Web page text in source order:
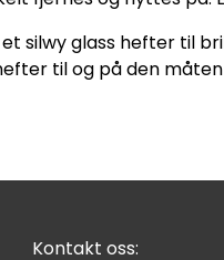
silwy glass hefter til
til og på den
Kontakt oss: